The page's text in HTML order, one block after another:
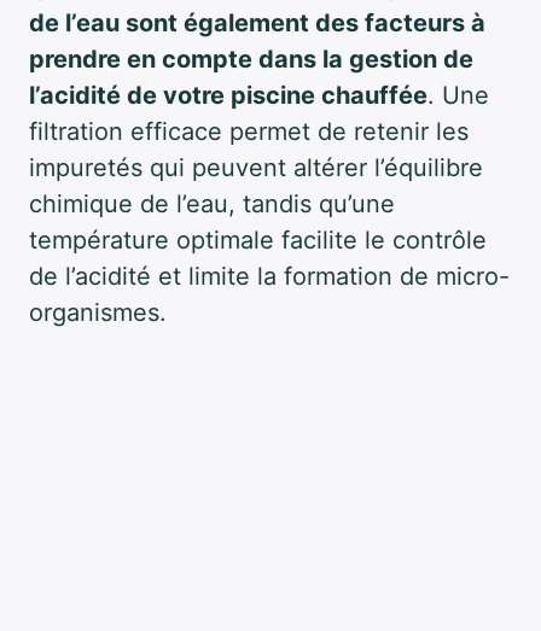
de l’eau sont également des facteurs à
prendre en compte dans la gestion de
l’acidité de votre piscine chauffée. Une
filtration efficace permet de retenir les
impuretés qui peuvent altérer l’équilibre
chimique de l’eau, tandis qu’une
température optimale facilite le contrôle
de l’acidité et limite la formation de micro-
organismes.